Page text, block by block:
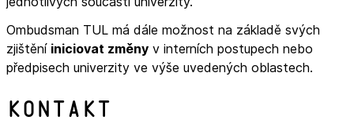
Ombudsman TUL má dále možnost na základě svých
zjištění iniciovat změny v interních postupech nebo
předpisech univerzity ve výše uvedených oblastech.
Kontakt